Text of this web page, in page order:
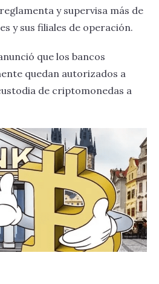
y supervisa más de
y sus filiales de operación.
que los bancos
quedan autorizados a
de criptomonedas a